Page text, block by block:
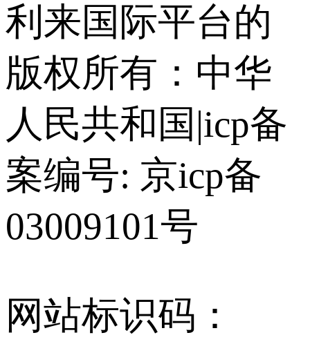
利来国际平台的
版权所有：中华
人民共和国 |icp备
案编号: 京icp备
03009101号
网站标识码：